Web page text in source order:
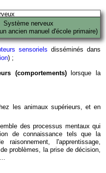
Système nerveux
ancien manuel d'école primaire)
sensoriels disséminés dans
) ;
(comportements)lorsque la
les animaux supérieurs, et en
des processus mentaux qui
de connaissance tels que la
l'apprentissage,
problèmes, la prise de décision,